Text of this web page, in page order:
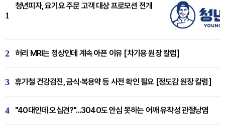
1
청년피자, 요기요 주문 고객 대상 프로모션 전개
2 허리 MRI는 정상인데 계속 아픈 이유 [차기용 원장 칼럼]
3 휴가철 건강검진, 금식·복용약 등 사전 확인 필요 [정도감 원장 칼럼]
4 "40대인데 오십견?"...3040도 안심 못하는 어깨 유착성 관절낭염